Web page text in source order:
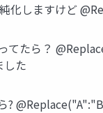
化しますけど
てたら？
した
?